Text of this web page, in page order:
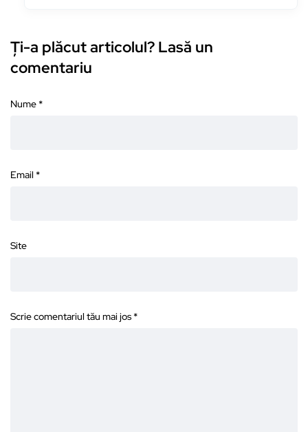
Ți-a plăcut articolul? Lasă un
comentariu
Nume *
Email *
Site
Scrie comentariul tău mai jos *